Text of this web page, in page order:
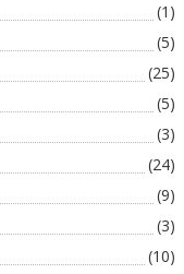
(1)
(5)
(25)
(5)
(3)
(24)
(9)
(3)
(10)